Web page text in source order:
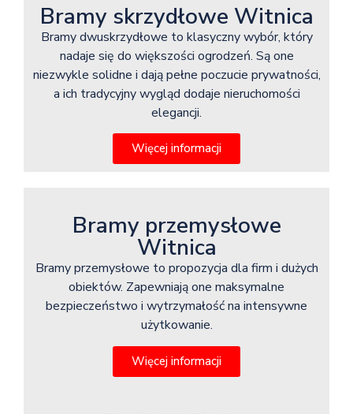
Bramy skrzydłowe Witnica
Bramy dwuskrzydłowe to klasyczny wybór, który
nadaje się do większości ogrodzeń. Są one
niezwykle solidne i dają pełne poczucie prywatności,
a ich tradycyjny wygląd dodaje nieruchomości
elegancji.
Więcej informacji
Bramy przemysłowe
Witnica
Bramy przemysłowe to propozycja dla firm i dużych
obiektów. Zapewniają one maksymalne
bezpieczeństwo i wytrzymałość na intensywne
użytkowanie.
Więcej informacji